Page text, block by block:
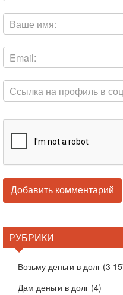
РУБРИКИ
Возьму деньги в долг (3
Дам деньги в долг (4)